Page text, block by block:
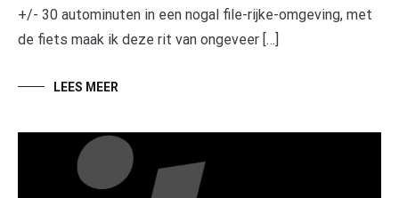
+/- 30 autominuten in een nogal file-rijke-omgeving, met
de fiets maak ik deze rit van ongeveer […]
LEES MEER